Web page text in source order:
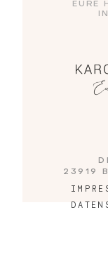
EURE
23919